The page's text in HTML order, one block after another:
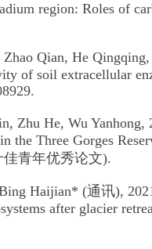
region: Roles of
Qian, He
of soil extracellular
He, Wu Yanhong,
the Three Gorges
佳青年优秀论文).
Haijian* (通讯),
after glacier